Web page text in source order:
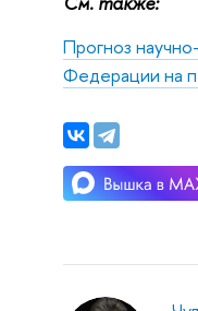
Прогноз
Федерации на